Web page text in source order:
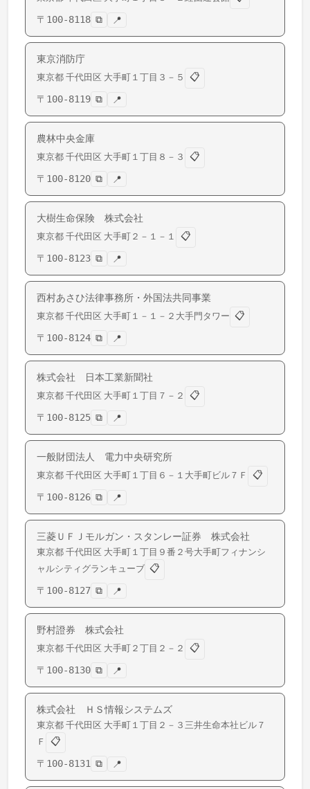
〒 100-8118 ⧉ 📍
東京消防庁
東京都 千代田区 大手町 １丁目３－５
📋
〒 100-8119 ⧉ 📍
農林中央金庫
東京都 千代田区 大手町 １丁目８－３
📋
〒 100-8120 ⧉ 📍
大樹生命保険 株式会社
東京都 千代田区 大手町 ２－１－１
📋
〒 100-8123 ⧉ 📍
西村あさひ法律事務所・外国法共同事業
東京都 千代田区 大手町 １－１－２大手門タワー 📋
〒 100-8124 ⧉ 📍
株式会社 日本工業新聞社
東京都 千代田区 大手町 １丁目７－２
📋
〒 100-8125 ⧉ 📍
一般財団法人 電力中央研究所
東京都 千代田区 大手町 １丁目６－１大手町ビル７Ｆ
📋
〒 100-8126 ⧉ 📍
三菱ＵＦＪモルガン・スタンレー証券 株式会社
東京都 千代田区 大手町 １丁目９番２号大手町フィナンシ
ャルシティグランキューブ 📋
〒 100-8127 ⧉ 📍
野村證券 株式会社
東京都 千代田区 大手町 ２丁目２－２
📋
〒 100-8130 ⧉ 📍
株式会社 ＨＳ情報システムズ
東京都 千代田区 大手町 １丁目２－３三井生命本社ビル７
Ｆ
📋
〒 100-8131 ⧉ 📍